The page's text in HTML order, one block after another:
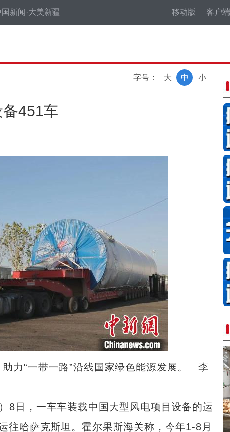
移动版 客户端
国新闻·大美新疆
字号： 小
中
大
451车
力“一带一路”沿线国家绿色能源发展。 李
，一车车装载中国大型风电项目设备的运
往哈萨克斯坦。霍尔果斯海关称，今年1-8月